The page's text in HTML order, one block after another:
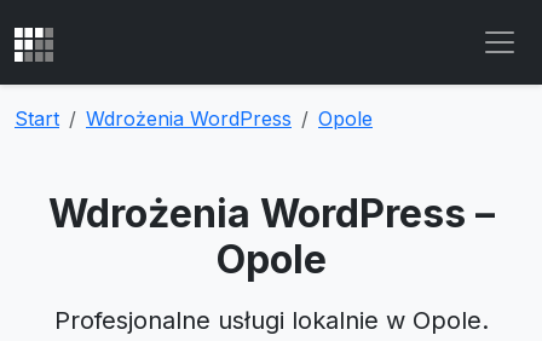
Start Wdrożenia WordPress Opole
Wdrożenia WordPress –
Opole
Profesjonalne usługi lokalnie w Opole.